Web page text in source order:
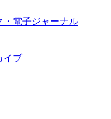
・電子ジャーナル
イブ